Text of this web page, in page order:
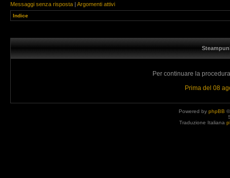
Messaggi senza risposta | Argomenti attivi
Indice
Per continuare la
Prima del 08
Powered by phpBB
Traduzione Italiana